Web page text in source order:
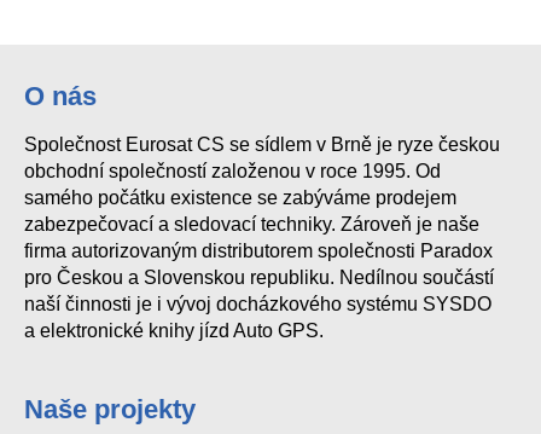
O nás
Společnost Eurosat CS se sídlem v Brně je ryze českou
obchodní společností založenou v roce 1995. Od
samého počátku existence se zabýváme prodejem
zabezpečovací a sledovací techniky. Zároveň je naše
firma autorizovaným distributorem společnosti Paradox
pro Českou a Slovenskou republiku. Nedílnou součástí
naší činnosti je i vývoj docházkového systému SYSDO
a elektronické knihy jízd Auto GPS.
Naše projekty